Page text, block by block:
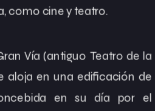
como cine y teatro.
Vía (antiguo Teatro de la
aloja en una edificación de
en su día por el